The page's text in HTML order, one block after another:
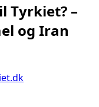
Tyrkiet? –
og Iran